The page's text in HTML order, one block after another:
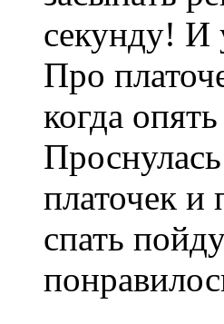
секунду! И
Про
когда
платочек и
спать